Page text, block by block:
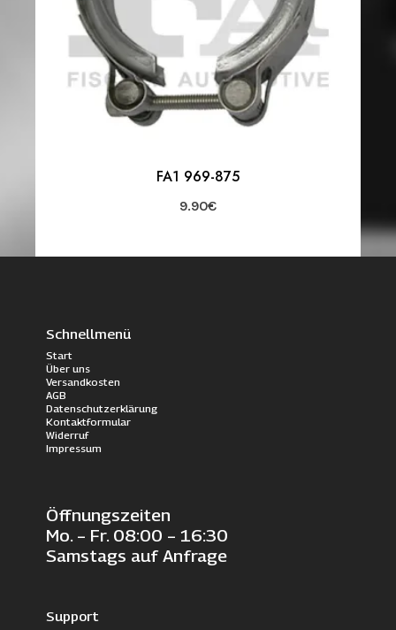
FA1 969-875
9.90€
Schnellmenü
Start
Über uns
Versandkosten
AGB
Datenschutzerklärung
Kontaktformular
Widerruf
Impressum
Öffnungszeiten
Mo. – Fr. 08:00 – 16:30
Samstags auf Anfrage
Support